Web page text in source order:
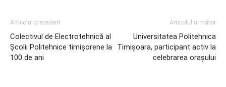
Articolul precedent
Colectivul de Electrotehnică al
Școlii Politehnice timișorene la
100 de ani
Articolul următor
Universitatea Politehnica
Timișoara, participant activ la
celebrarea orașului